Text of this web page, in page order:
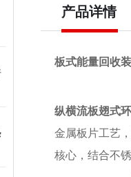
产品详情
板式能量回收
纵横流板翅式
金属板片工艺
核心，结合不